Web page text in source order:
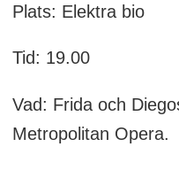
Plats: Elektra bio
Tid: 19.00
Vad: Frida och
Metropolitan Opera.